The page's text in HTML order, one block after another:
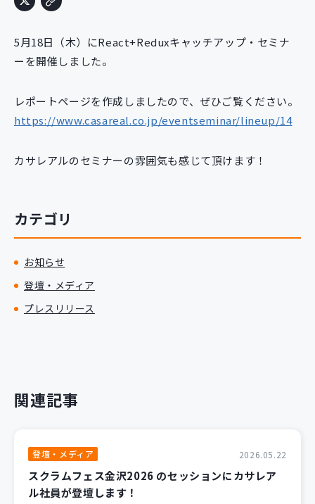
研修サービス
カスタマイズコース
新規開発サービス
パッケージ開発
導入事例
採用情報
5月18日（木）にReact+Reduxキャッチアップ・セミナ
ーを開催しました。
レポートページを作成しましたので、ぜひご覧ください。
https://www.casareal.co.jp/eventseminar/lineup/14
カサレアルのセミナーの雰囲気も感じて頂けます！
カテゴリ
お知らせ
登壇・メディア
プレスリリース
関連記事
登壇・メディア 2026.05.22
スクラムフェス金沢2026 のセッションにカサレア
ル社員が登壇します！